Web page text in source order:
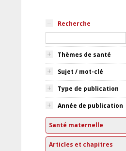
Recherche
Thèmes de santé
Sujet / mot-clé
Type de publication
Année de publication
Santé maternelle
Articles et chapitres